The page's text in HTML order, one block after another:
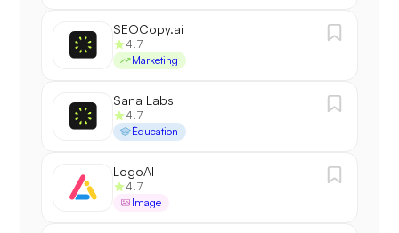
SEOCopy.ai
4.7
Marketing
Sana Labs
4.7
Éducation
LogoAI
4.7
Image